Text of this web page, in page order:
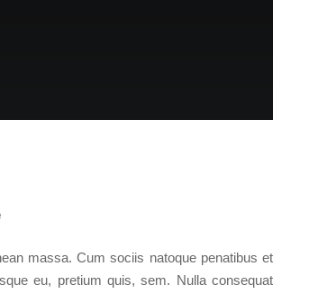
massa. Cum sociis natoque penatibus et
eu, pretium quis, sem. Nulla consequat